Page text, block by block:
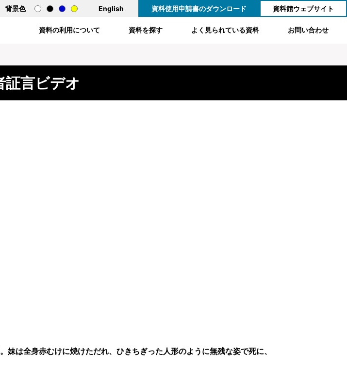
背景色 English 資料使用申請書のダウンロード 資料館ウェブサイト
資料の利用について 資料を探す よく見られている資料 お問い合わせ
証言ビデオ
妹は全身赤むけに焼けただれ、ひきちぎった人形のように無残な姿で死に、